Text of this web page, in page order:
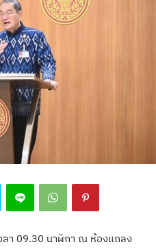
า 09.30 นาฬิกา ณ ห้องแถลง